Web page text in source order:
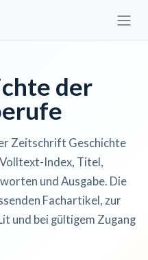
der
Zeitschrift Geschichte
Index, Titel,
und Ausgabe. Die
Fachartikel, zur
und bei gültigem Zugang